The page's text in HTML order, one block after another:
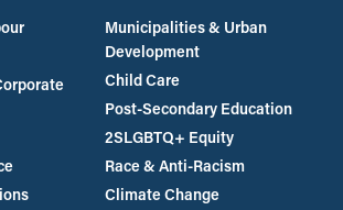
Municipalities & Urban
Development
Child Care
Post-Secondary Education
2SLGBTQ+ Equity
Race & Anti-Racism
Climate Change